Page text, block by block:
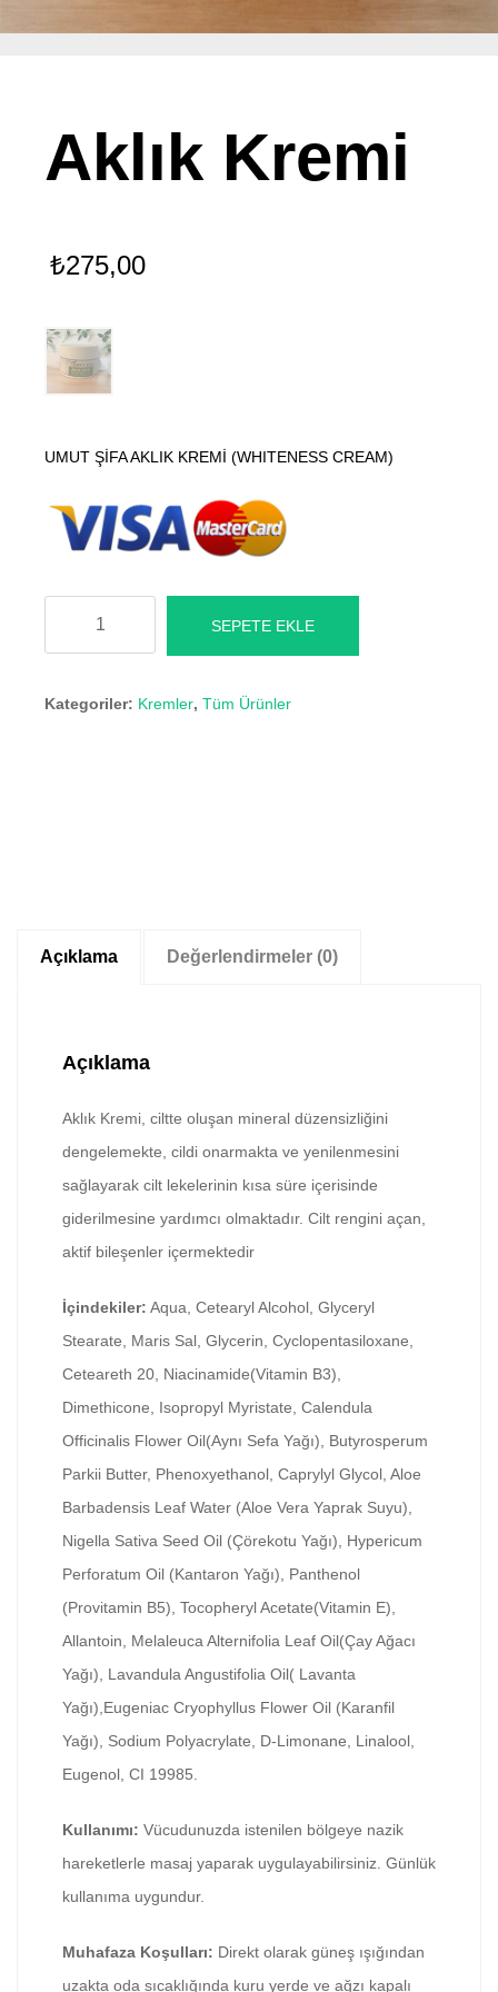
Aklık Kremi
₺275,00
UMUT ŞİFA AKLIK KREMİ (WHITENESS CREAM)
SEPETE EKLE
Kategoriler: Kremler, Tüm Ürünler
Açıklama Değerlendirmeler (0)
Açıklama
Aklık Kremi, ciltte oluşan mineral düzensizliğini
dengelemekte, cildi onarmakta ve yenilenmesini
sağlayarak cilt lekelerinin kısa süre içerisinde
giderilmesine yardımcı olmaktadır. Cilt rengini açan,
aktif bileşenler içermektedir
İçindekiler: Aqua, Cetearyl Alcohol, Glyceryl
Stearate, Maris Sal, Glycerin, Cyclopentasiloxane,
Ceteareth 20, Niacinamide(Vitamin B3),
Dimethicone, Isopropyl Myristate, Calendula
Officinalis Flower Oil(Aynı Sefa Yağı), Butyrosperum
Parkii Butter, Phenoxyethanol, Caprylyl Glycol, Aloe
Barbadensis Leaf Water (Aloe Vera Yaprak Suyu),
Nigella Sativa Seed Oil (Çörekotu Yağı), Hypericum
Perforatum Oil (Kantaron Yağı), Panthenol
(Provitamin B5), Tocopheryl Acetate(Vitamin E),
Allantoin, Melaleuca Alternifolia Leaf Oil(Çay Ağacı
Yağı), Lavandula Angustifolia Oil( Lavanta
Yağı),Eugeniac Cryophyllus Flower Oil (Karanfil
Yağı), Sodium Polyacrylate, D-Limonane, Linalool,
Eugenol, CI 19985.
Kullanımı: Vücudunuzda istenilen bölgeye nazik
hareketlerle masaj yaparak uygulayabilirsiniz. Günlük
kullanıma uygundur.
Muhafaza Koşulları: Direkt olarak güneş ışığından
uzakta oda sıcaklığında kuru yerde ve ağzı kapalı